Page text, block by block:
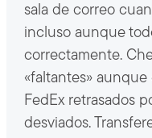
sala de correo
incluso aunque
correctamente.
«faltantes»
FedEx retrasados
desviados.